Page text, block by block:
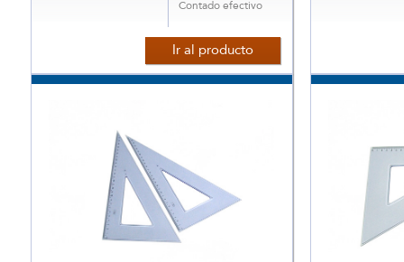
Contado efectivo
Ir al producto